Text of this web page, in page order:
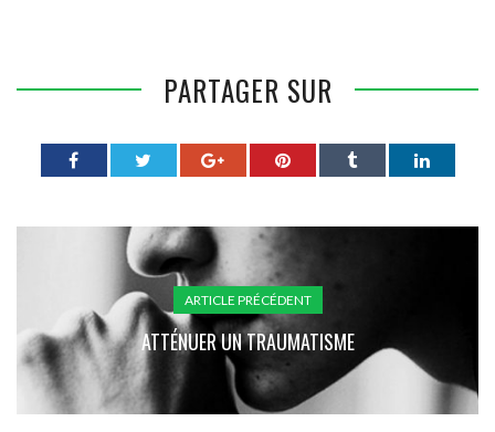
PARTAGER SUR
ARTICLE PRÉCÉDENT
ATTÉNUER UN TRAUMATISME